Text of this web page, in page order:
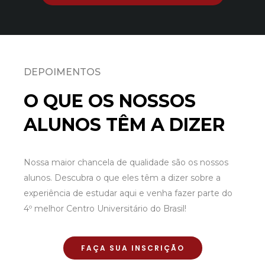
DEPOIMENTOS
O QUE OS NOSSOS
ALUNOS TÊM A DIZER
Nossa maior chancela de qualidade são os nossos
alunos. Descubra o que eles têm a dizer sobre a
experiência de estudar aqui e venha fazer parte do
4º melhor Centro Universitário do Brasil!
FAÇA SUA INSCRIÇÃO